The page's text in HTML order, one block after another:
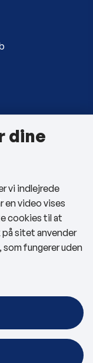
dine
vi indlejrede
en video vises
cookies til at
sitet anvender
fungerer uden